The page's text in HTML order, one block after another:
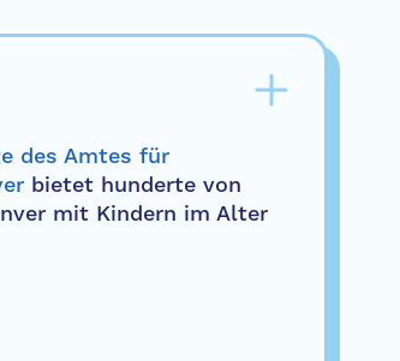
des Amtes für
bietet hunderte von
mit Kindern im Alter